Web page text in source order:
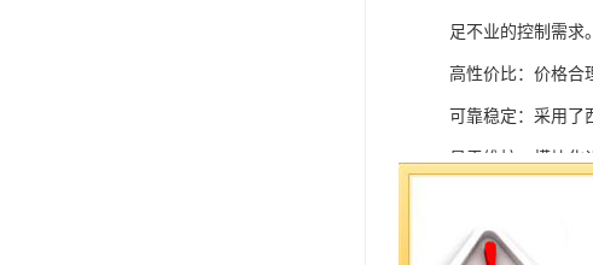
足不业的控制需求
高性价比：价格合
可靠稳定：采用了
易于维护：模块化
灵活配置：多种